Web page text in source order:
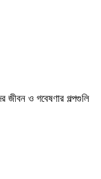
জীবন ও গবেষণার গল্পগুলি